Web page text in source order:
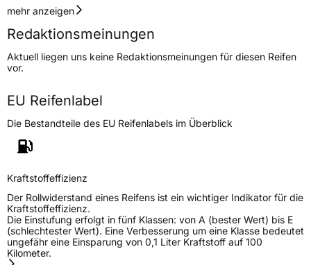
Geschwindigkeitsindex
Höchstgeschwindigkeit
270 km/h
Lastindex99
Höchstlast775 kg
Generelle Merkmale
Fahrzeugtyp
VerwendungGanzjahresreifen
ModellnameX Spider AS
FahrzeugartPKW & SUV
Weitere Eigenschaften
mehr anzeigen
Redaktionsmeinungen
Aktuell liegen uns keine Redaktionsmeinungen für diesen Reifen
vor.
EU Reifenlabel
Die Bestandteile des EU Reifenlabels im Überblick
Kraftstoffeffizienz
Der Rollwiderstand eines Reifens ist ein wichtiger Indikator für die
Kraftstoffeffizienz.
Die Einstufung erfolgt in fünf Klassen: von A (bester Wert) bis E
(schlechtester Wert). Eine Verbesserung um eine Klasse bedeutet
ungefähr eine Einsparung von 0,1 Liter Kraftstoff auf 100
Kilometer.